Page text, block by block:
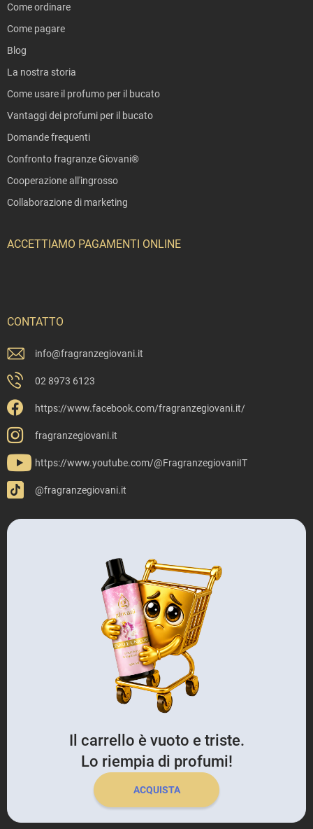
Come ordinare
Come pagare
Blog
La nostra storia
Come usare il profumo per il bucato
Vantaggi dei profumi per il bucato
Domande frequenti
Confronto fragranze Giovani®
Cooperazione all'ingrosso
Collaborazione di marketing
ACCETTIAMO PAGAMENTI ONLINE
CONTATTO
info@fragranzegiovani.it
02 8973 6123
https://www.facebook.com/fragranzegiovani.it/
fragranzegiovani.it
https://www.youtube.com/@FragranzegiovaniIT
@fragranzegiovani.it
Il carrello è vuoto e triste.
Lo riempia di profumi!
ACQUISTA